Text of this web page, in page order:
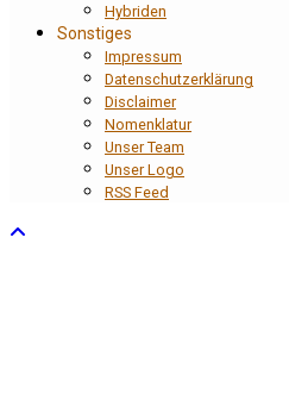
Hybriden
Sonstiges
Impressum
Datenschutzerklärung
Disclaimer
Nomenklatur
Unser Team
Unser Logo
RSS Feed